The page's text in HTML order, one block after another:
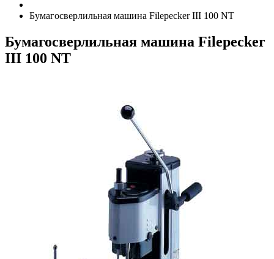
Бумагосверлильная машина Filepecker III 100 NT
Бумагосверлильная машина Filepecker
III 100 NT